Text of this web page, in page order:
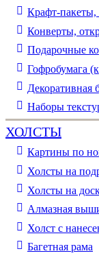
Крафт-пакеты,
Конверты,
Подарочные
Гофробумага
Декоративная
Наборы
ХОЛСТЫ
Картины по
Холсты на
Холсты на
Алмазная
Холст с
Багетная рама